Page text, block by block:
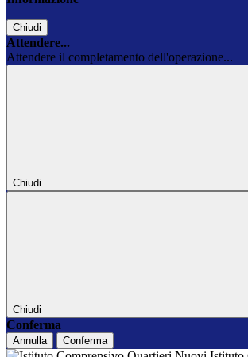
Chiudi
Attendere...
Attendere il completamento dell'operazione...
Chiudi
Chiudi
Conferma
Annulla Conferma